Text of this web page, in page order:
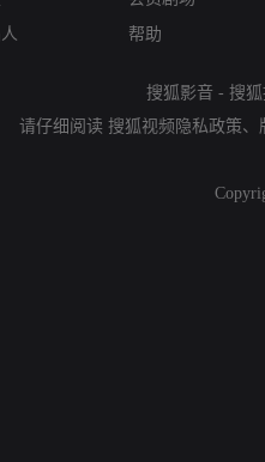
帮助
搜狐影音 - 搜
请仔细阅读 搜狐视频隐私政策、